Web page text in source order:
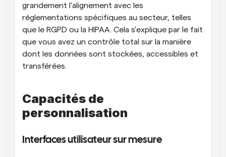
grandement l'alignement avec les
réglementations spécifiques au secteur, telles
que le RGPD ou la HIPAA. Cela s'explique par le fait
que vous avez un contrôle total sur la manière
dont les données sont stockées, accessibles et
transférées.
Capacités de
personnalisation
Interfaces utilisateur sur mesure